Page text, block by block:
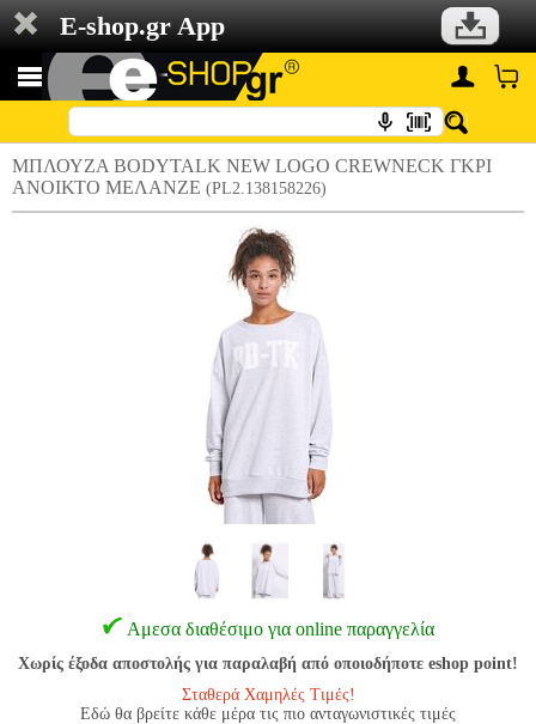
E-shop.gr App
ΜΠΛΟΥΖΑ BODYTALK NEW LOGO CREWNECK ΓΚΡΙ
ΑΝΟΙΚΤΟ ΜΕΛΑΝΖΕ (PL2.138158226)
Αμεσα διαθέσιμο για online παραγγελία
Χωρίς έξοδα αποστολής για παραλαβή από οποιοδήποτε eshop point!
Σταθερά Χαμηλές Τιμές!
Εδώ θα βρείτε κάθε μέρα τις πιο ανταγωνιστικές τιμές